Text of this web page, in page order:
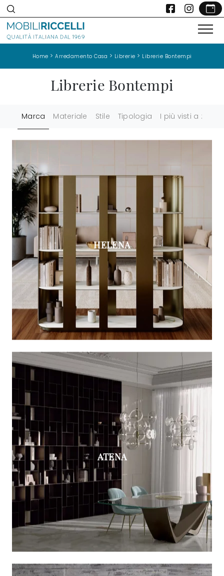
Home > Arredamento Casa > Librerie > Librerie Bontempi
Librerie Bontempi
Marca Materiale Stile Tipologia I più visti a :
HELENA
ATENA